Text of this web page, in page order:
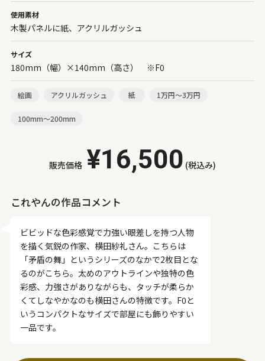
使用素材
木製パネルに紙、アクリルガッシュ
サイズ
180mm（幅）×140mm（高さ） ※F0
絵画 アクリルガッシュ 紙 1万円～3万円
100mm～200mm
販売価格 ¥16,500 (税込み)
これやんの作品コメント
ビビッドな色彩感覚で力強い眼差しを持つ人物
を描く気鋭の作家、横田紗礼さん。こちらは
「矛盾の舞」というシリーズのなかで2枚目とな
るのがこちら。太めのアウトラインや独特の色
彩感、力強さがありながらも、タッチが柔らか
くてしなやかなのも横田さんの特徴です。F0と
いうコンパクトなサイズで部屋にも飾りやすい
一品です。